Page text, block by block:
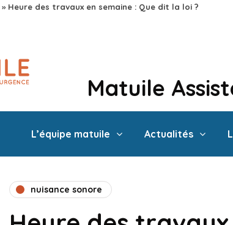
» Heure des travaux en semaine : Que dit la loi ?
Matuile
L’équipe matuile Actualités
nuisance sonore